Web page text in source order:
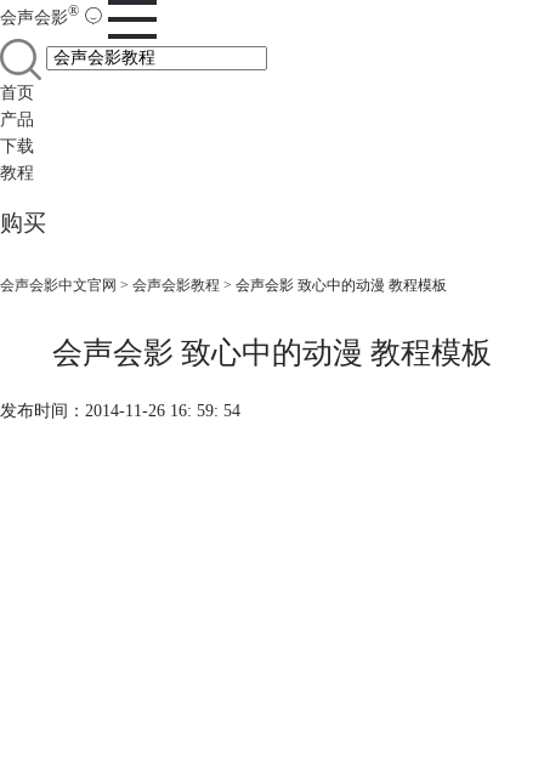
会声会影®
首页
产品
下载
教程
购买
会声会影中文官网 > 会声会影教程 > 会声会影 致心中的动漫 教程模板
会声会影 致心中的动漫 教程模板
发布时间：2014-11-26 16: 59: 54